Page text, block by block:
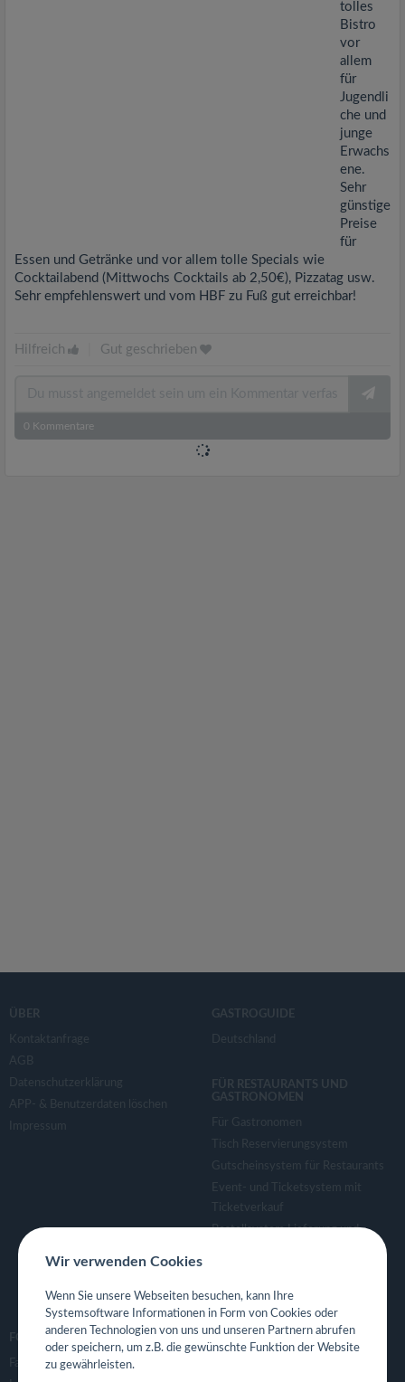
tolles
Bistro
vor
allem
für
Jugendli
che und
junge
Erwachs
ene.
Sehr
günstige
Preise
für
Essen und Getränke und vor allem tolle Specials wie
Cocktailabend (Mittwochs Cocktails ab 2,50€), Pizzatag usw.
Sehr empfehlenswert und vom HBF zu Fuß gut erreichbar!
Hilfreich Gut geschrieben
0 Kommentare
ÜBER
Kontaktanfrage
AGB
Datenschutzerklärung
APP- & Benutzerdaten löschen
Impressum
GASTROGUIDE
Deutschland
FÜR RESTAURANTS UND
GASTRONOMEN
Für Gastronomen
Tisch Reservierungsystem
Gutscheinsystem für Restaurants
Event- und Ticketsystem mit
Ticketverkauf
Bestellsystem Lieferung und
Eigene App für Restaurant
FOLGE UNS
Facebook
Wir verwenden Cookies
Wenn Sie unsere Webseiten besuchen, kann Ihre
Systemsoftware Informationen in Form von Cookies oder
anderen Technologien von uns und unseren Partnern abrufen
oder speichern, um z.B. die gewünschte Funktion der Website
zu gewährleisten.